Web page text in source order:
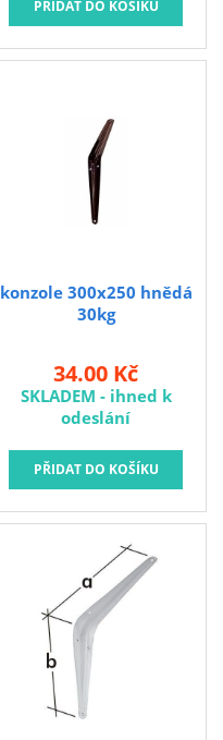
konzole 300x250 hnědá
30kg
34.00 Kč
SKLADEM - ihned k
odeslání